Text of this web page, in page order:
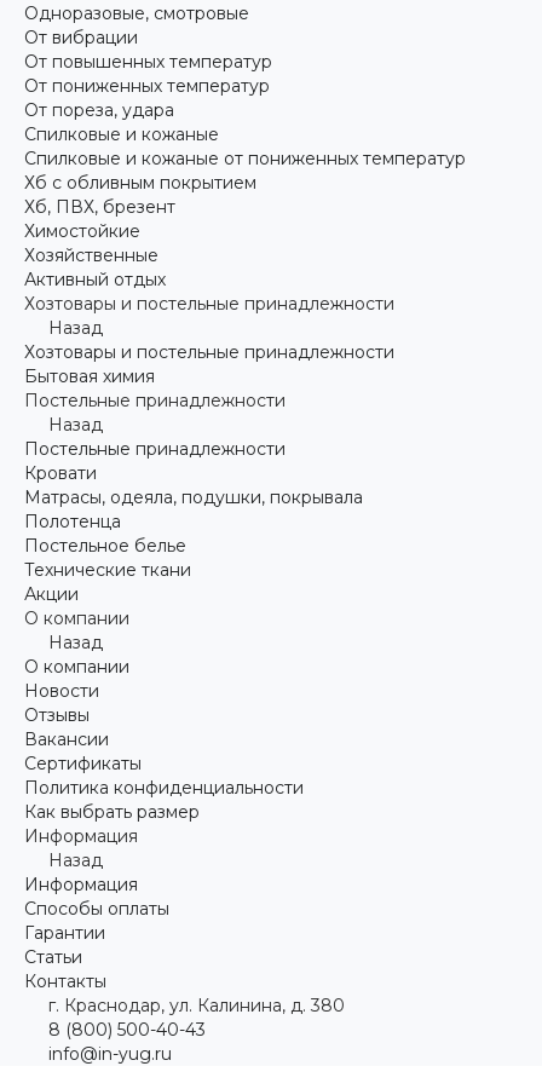
Одноразовые, смотровые
От вибрации
От повышенных температур
От пониженных температур
От пореза, удара
Спилковые и кожаные
Спилковые и кожаные от пониженных температур
Хб с обливным покрытием
Хб, ПВХ, брезент
Химостойкие
Хозяйственные
Активный отдых
Хозтовары и постельные принадлежности
Назад
Хозтовары и постельные принадлежности
Бытовая химия
Постельные принадлежности
Назад
Постельные принадлежности
Кровати
Матрасы, одеяла, подушки, покрывала
Полотенца
Постельное белье
Технические ткани
Акции
О компании
Назад
О компании
Новости
Отзывы
Вакансии
Сертификаты
Политика конфиденциальности
Как выбрать размер
Информация
Назад
Информация
Способы оплаты
Гарантии
Статьи
Контакты
г. Краснодар, ул. Калинина, д. 380
8 (800) 500-40-43
info@in-yug.ru